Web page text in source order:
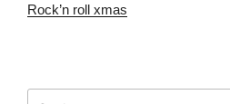
Rock’n roll xmas